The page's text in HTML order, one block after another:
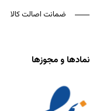
ضمانت اصالت کالا
نمادها و مجوزها